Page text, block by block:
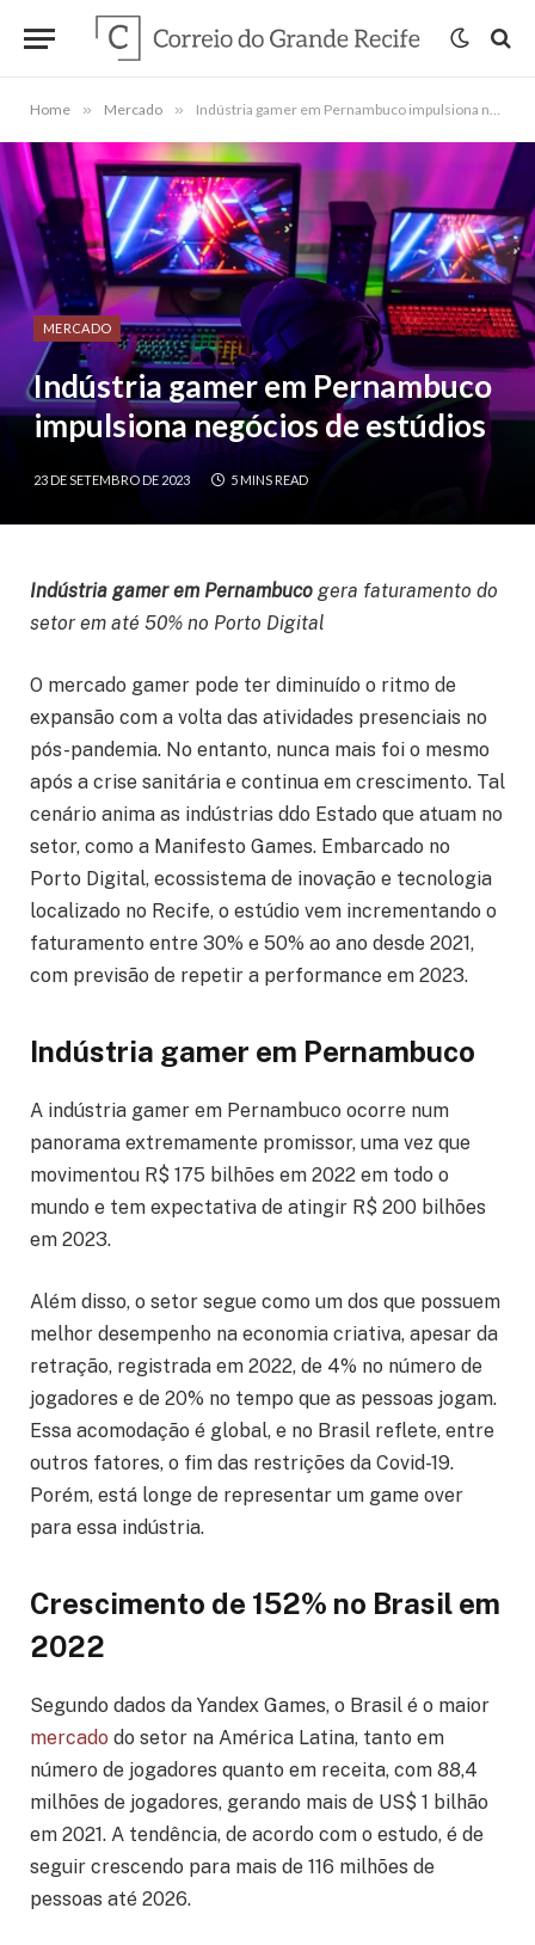
Home » Mercado » Indústria gamer em Pernambuco impulsiona negócios de estúdios
MERCADO
Indústria gamer em Pernambuco
impulsiona negócios de estúdios
23 DE SETEMBRO DE 2023 5 MINS READ
Indústria gamer em Pernambuco gera faturamento do
setor em até 50% no Porto Digital
O mercado gamer pode ter diminuído o ritmo de
expansão com a volta das atividades presenciais no
pós-pandemia. No entanto, nunca mais foi o mesmo
após a crise sanitária e continua em crescimento. Tal
cenário anima as indústrias ddo Estado que atuam no
setor, como a Manifesto Games. Embarcado no
Porto Digital, ecossistema de inovação e tecnologia
localizado no Recife, o estúdio vem incrementando o
faturamento entre 30% e 50% ao ano desde 2021,
com previsão de repetir a performance em 2023.
Indústria gamer em Pernambuco
A indústria gamer em Pernambuco ocorre num
panorama extremamente promissor, uma vez que
movimentou R$ 175 bilhões em 2022 em todo o
mundo e tem expectativa de atingir R$ 200 bilhões
em 2023.
Além disso, o setor segue como um dos que possuem
melhor desempenho na economia criativa, apesar da
retração, registrada em 2022, de 4% no número de
jogadores e de 20% no tempo que as pessoas jogam.
Essa acomodação é global, e no Brasil reflete, entre
outros fatores, o fim das restrições da Covid-19.
Porém, está longe de representar um game over
para essa indústria.
Crescimento de 152% no Brasil em
2022
Segundo dados da Yandex Games, o Brasil é o maior
mercado do setor na América Latina, tanto em
número de jogadores quanto em receita, com 88,4
milhões de jogadores, gerando mais de US$ 1 bilhão
em 2021. A tendência, de acordo com o estudo, é de
seguir crescendo para mais de 116 milhões de
pessoas até 2026.